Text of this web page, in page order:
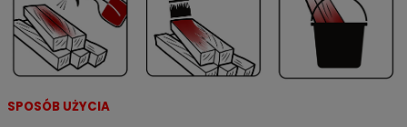
SPOSÓB UŻYCIA